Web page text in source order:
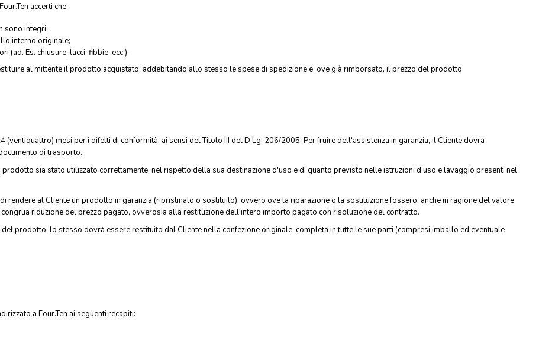
accerti che:
sono integri;
interno originale;
(ad. Es. chiusure, lacci, fibbie, ecc.).
al mittente il prodotto acquistato, addebitando allo stesso le spese di spedizione e, ove già rimborsato, il prezzo del prodotto.
(ventiquattro) mesi per i difetti di conformità, ai sensi del Titolo III del D.Lg. 206/2005. Per fruire dell'assistenza in garanzia, il Cliente dovrà
di trasporto.
sia stato utilizzato correttamente, nel rispetto della sua destinazione d'uso e di quanto previsto nelle istruzioni d’uso e lavaggio presenti nel
rendere al Cliente un prodotto in garanzia (ripristinato o sostituito), ovvero ove la riparazione o la sostituzione fossero, anche in ragione del valore
riduzione del prezzo pagato, ovverosia alla restituzione dell'intero importo pagato con risoluzione del contratto.
prodotto, lo stesso dovrà essere restituito dal Cliente nella confezione originale, completa in tutte le sue parti (compresi imballo ed eventuale
a Four.Ten ai seguenti recapiti: